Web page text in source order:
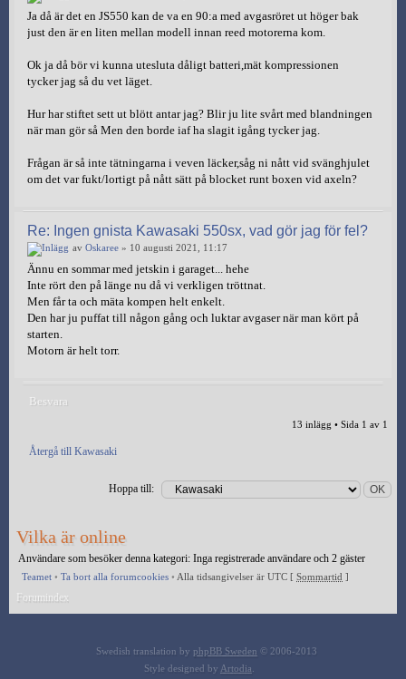
Ja då är det en JS550 kan de va en 90:a med avgasröret ut höger bak
just den är en liten mellan modell innan reed motorerna kom.
Ok ja då bör vi kunna utesluta dåligt batteri,mät kompressionen
tycker jag så du vet läget.
Hur har stiftet sett ut blött antar jag? Blir ju lite svårt med blandningen
när man gör så Men den borde iaf ha slagit igång tycker jag.
Frågan är så inte tätningarna i veven läcker,såg ni nått vid svänghjulet
om det var fukt/lortigt på nått sätt på blocket runt boxen vid axeln?
Re: Ingen gnista Kawasaki 550sx, vad gör jag för fel?
av Oskaree » 10 augusti 2021, 11:17
Ännu en sommar med jetskin i garaget... hehe
Inte rört den på länge nu då vi verkligen tröttnat.
Men får ta och mäta kompen helt enkelt.
Den har ju puffat till någon gång och luktar avgaser när man kört på
starten.
Motorn är helt torr.
Besvara
13 inlägg • Sida 1 av 1
Återgå till Kawasaki
Hoppa till:
Vilka är online
Användare som besöker denna kategori: Inga registrerade användare och 2 gäster
Teamet • Ta bort alla forumcookies • Alla tidsangivelser är UTC [ Sommartid ]
Forumindex
Swedish translation by phpBB Sweden © 2006-2013
Style designed by Artodia